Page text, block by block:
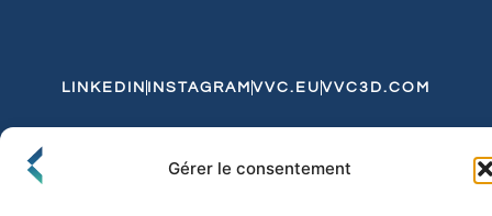
Gérer le consentement
LINKEDIN INSTAGRAM VVC.EU VVC3D.COM
Politique de Confidentialité et de CookiesExpédition et Livraison